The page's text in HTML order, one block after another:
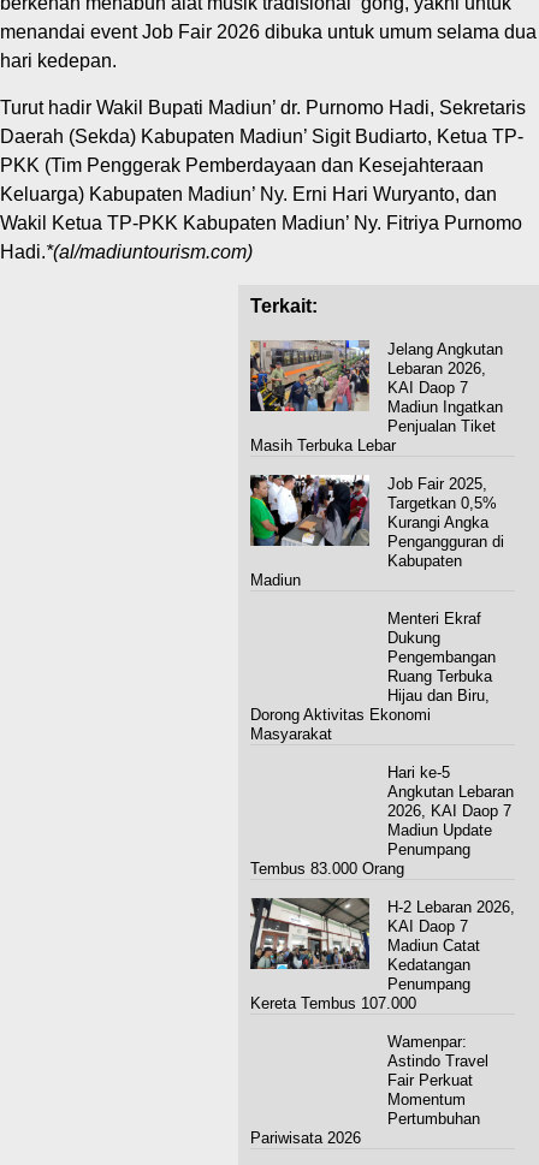
menandai event Job Fair 2026 dibuka untuk umum selama dua
hari kedepan.
Turut hadir Wakil Bupati Madiun’ dr. Purnomo Hadi, Sekretaris
Daerah (Sekda) Kabupaten Madiun’ Sigit Budiarto, Ketua TP-
PKK (Tim Penggerak Pemberdayaan dan Kesejahteraan
Keluarga) Kabupaten Madiun’ Ny. Erni Hari Wuryanto, dan
Wakil Ketua TP-PKK Kabupaten Madiun’ Ny. Fitriya Purnomo
Hadi.*(al/madiuntourism.com)
Terkait:
Jelang Angkutan
Lebaran 2026,
KAI Daop 7
Madiun Ingatkan
Penjualan Tiket
Masih Terbuka Lebar
Job Fair 2025,
Targetkan 0,5%
Kurangi Angka
Pengangguran di
Kabupaten
Madiun
Menteri Ekraf
Dukung
Pengembangan
Ruang Terbuka
Hijau dan Biru,
Dorong Aktivitas Ekonomi
Masyarakat
Hari ke-5
Angkutan Lebaran
2026, KAI Daop 7
Madiun Update
Penumpang
Tembus 83.000 Orang
H-2 Lebaran 2026,
KAI Daop 7
Madiun Catat
Kedatangan
Penumpang
Kereta Tembus 107.000
Wamenpar:
Astindo Travel
Fair Perkuat
Momentum
Pertumbuhan
Pariwisata 2026